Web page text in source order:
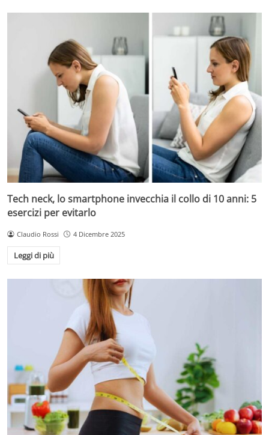
Tech neck, lo smartphone invecchia il collo di 10 anni: 5
esercizi per evitarlo
Claudio Rossi 4 Dicembre 2025
Leggi di più